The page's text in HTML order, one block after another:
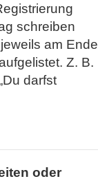
schreiben
am Ende
Z. B.
darfst
oder